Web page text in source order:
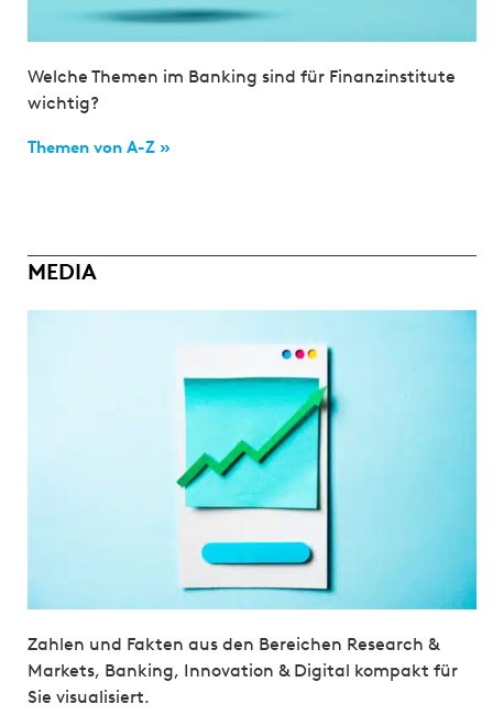
Welche Themen im Banking sind für Finanzinstitute
wichtig?
Themen von A-Z »
MEDIA
Zahlen und Fakten aus den Bereichen Research &
Markets, Banking, Innovation & Digital kompakt für
Sie visualisiert.